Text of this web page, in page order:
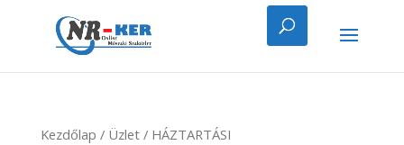
Kezdőlap / Üzlet/ HÁZTARTÁSI